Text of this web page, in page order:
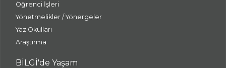
Öğrenci İşleri
Yönetmelikler / Yönergeler
Yaz Okulları
Araştırma
BİLGİ'de Yaşam